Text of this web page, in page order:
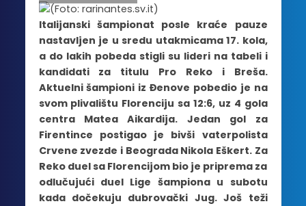
Italijanski šampionat posle kraće pauze
nastavljen je u sredu utakmicama 17. kola,
a do lakih pobeda stigli su lideri na tabeli i
kandidati za titulu Pro Reko i Breša.
Aktuelni šampioni iz Đenove pobedio je na
svom plivalištu Florenciju sa 12:6, uz 4 gola
centra Matea Aikardija. Jedan gol za
Firentince postigao je bivši vaterpolista
Crvene zvezde i Beograda Nikola Eškert. Za
Reko duel sa Florencijom bio je priprema za
odlučujući duel Lige šampiona u subotu
kada dočekuju dubrovački Jug. Još teži